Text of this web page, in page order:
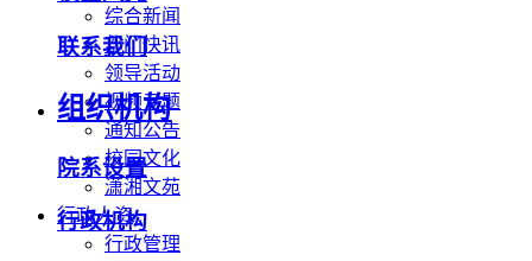
综合新闻
部门快讯
领导活动
视频专题
通知公告
校园文化
潇湘文苑
行政人资
行政管理
联系我们
组织机构
院系设置
行政机构